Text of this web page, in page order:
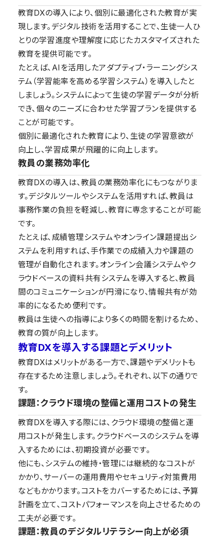
教育DXの導入により、個別に最適化された教育が実
現します。デジタル技術を活用することで、生徒一人ひ
とりの学習進度や理解度に応じたカスタマイズされた
教育を提供可能です。
たとえば、AIを活用したアダプティブ・ラーニングシス
テム（学習能率を高める学習システム）を導入したと
しましょう。システムによって生徒の学習データが分析
でき、個々のニーズに合わせた学習プランを提供する
ことが可能です。
個別に最適化された教育により、生徒の学習意欲が
向上し、学習成果が飛躍的に向上します。
教員の業務効率化
教育DXの導入は、教員の業務効率化にもつながりま
す。デジタルツールやシステムを活用すれば、教員は
事務作業の負担を軽減し、教育に専念することが可能
です。
たとえば、成績管理システムやオンライン課題提出シ
ステムを利用すれば、手作業での成績入力や課題の
管理が自動化されます。オンライン会議システムやク
ラウドベースの資料共有システムを導入すると、教員
間のコミュニケーションが円滑になり、情報共有が効
率的になるため便利です。
教員は生徒への指導により多くの時間を割けるため、
教育の質が向上します。
教育DXを導入する課題とデメリット
教育DXはメリットがある一方で、課題やデメリットも
存在するため注意しましょう。それぞれ、以下の通りで
す。
課題：クラウド環境の整備と運用コストの発生
教育DXを導入する際には、クラウド環境の整備と運
用コストが発生します。クラウドベースのシステムを導
入するためには、初期投資が必要です。
他にも、システムの維持・管理には継続的なコストが
かかり、サーバーの運用費用やセキュリティ対策費用
などもかかります。コストをカバーするためには、予算
計画を立て、コストパフォーマンスを向上させるための
工夫が必要です。
課題：教員のデジタルリテラシー向上が必須